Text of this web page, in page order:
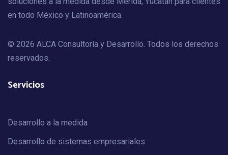
en todo México y Latinoamérica.
© 2026 ALCA Consultoría y Desarrollo. Todos los derechos
reservados.
Servicios
Desarrollo a la medida
Desarrollo de sistemas empresariales